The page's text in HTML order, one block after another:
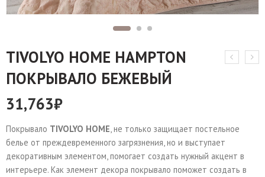
TIVOLYO HOME HAMPTON
ПОКРЫВАЛО БЕЖЕВЫЙ
31,763₽
Покрывало TIVOLYO HOME, не только защищает постельное
белье от преждевременного загрязнения, но и выступает
декоративным элементом, помогает создать нужный акцент в
интерьере. Как элемент декора покрывало поможет создать в